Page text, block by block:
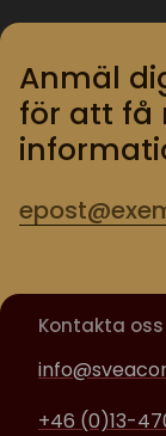
Anmäl
för att få
Kontakta oss
+46 (0)13-